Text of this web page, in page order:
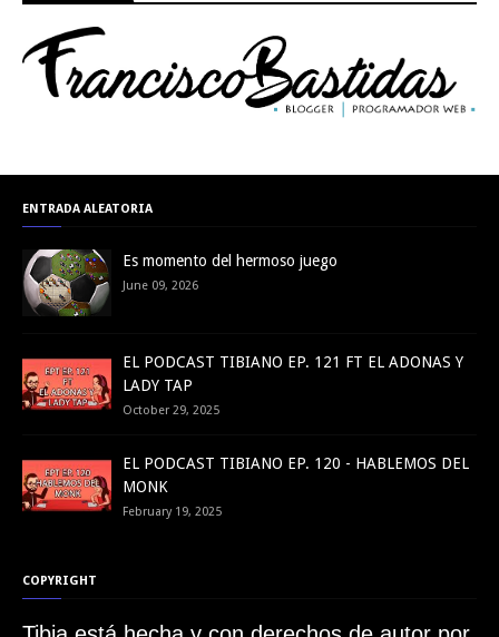
ENTRADA ALEATORIA
Es momento del hermoso juego
June 09, 2026
EL PODCAST TIBIANO EP. 121 FT EL ADONAS Y
LADY TAP
October 29, 2025
EL PODCAST TIBIANO EP. 120 - HABLEMOS DEL
MONK
February 19, 2025
COPYRIGHT